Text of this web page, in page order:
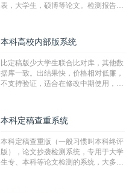
表，大学生，硕博等论文。检测报告支
本科高校内部版系统
比定稿版少大学生联合比对库，其他数
据库一致。出结果快，价格相对低廉，
不支持验证，适合在修改中期使用，定
本科定稿查重系统
本科定稿查重版（一般习惯叫本科终评
版），论文抄袭检测系统，专用于大学
生专、本科等论文检测的系统，大多数